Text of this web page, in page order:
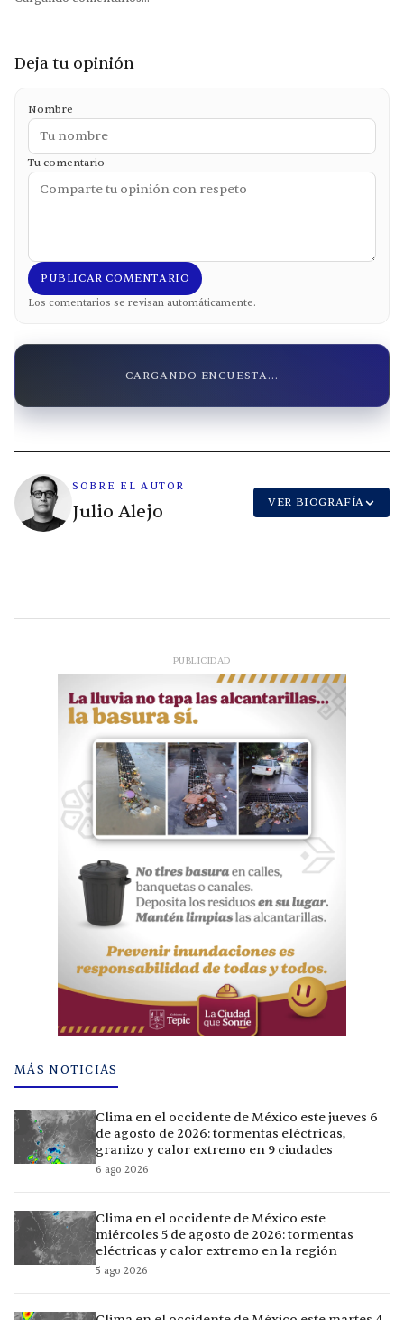
Deja tu opinión
Nombre
Tu comentario
PUBLICAR COMENTARIO
Los comentarios se revisan automáticamente.
CARGANDO ENCUESTA...
SOBRE EL AUTOR
Julio Alejo VER BIOGRAFÍA
PUBLICIDAD
MÁS NOTICIAS
Clima en el occidente de México este jueves 6
de agosto de 2026: tormentas eléctricas,
granizo y calor extremo en 9 ciudades
6 ago 2026
Clima en el occidente de México este
miércoles 5 de agosto de 2026: tormentas
eléctricas y calor extremo en la región
5 ago 2026